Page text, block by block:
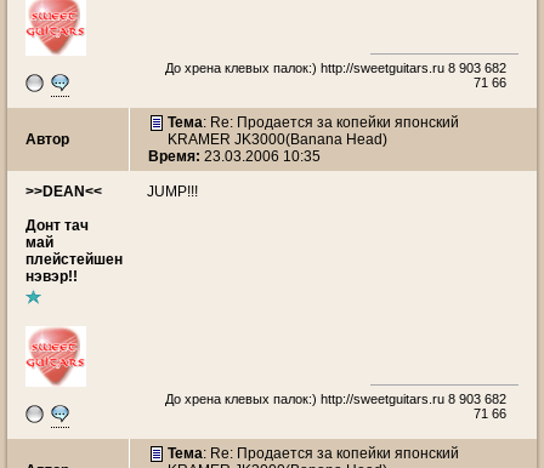
До хрена клевых палок:) http://sweetguitars.ru 8 903 682
71 66
Автор
Тема: Re: Продается за копейки японский
KRAMER JK3000(Banana Head)
Время: 23.03.2006 10:35
>>DEAN<<
Донт тач
май
плейстейшен
нэвэр!!
JUMP!!!
До хрена клевых палок:) http://sweetguitars.ru 8 903 682
71 66
Тема: Re: Продается за копейки японский